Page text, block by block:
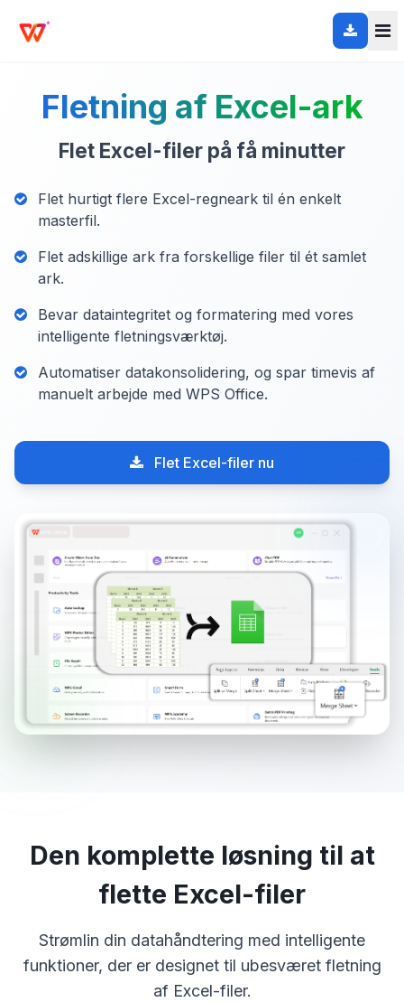
Fletning af Excel-ark
Flet Excel-filer på få minutter
Flet hurtigt flere Excel-regneark til én enkelt
masterfil.
Flet adskillige ark fra forskellige filer til ét samlet
ark.
Bevar dataintegritet og formatering med vores
intelligente fletningsværktøj.
Automatiser datakonsolidering, og spar timevis af
manuelt arbejde med WPS Office.
Flet Excel-filer nu
Den komplette løsning til at
flette Excel-filer
Strømlin din datahåndtering med intelligente
funktioner, der er designet til ubesværet fletning
af Excel-filer.